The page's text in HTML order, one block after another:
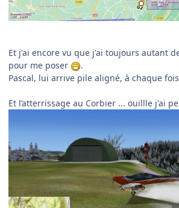
Et j'ai encore vu que j'ai toujours autant
pour me poser
.
Pascal, lui arrive pile aligné, à chaque fois
Et l’atterrissage au Corbier ... ouillle j'ai